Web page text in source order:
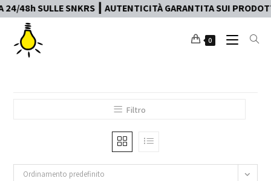
SULLE SNKRS ┃ AUTENTICITÀ GARANTITA SUI
0
Filtro
Ordinamento predefinito